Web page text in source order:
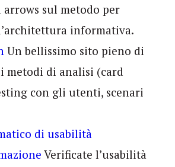
arrows sul metodo per
informativa.
Un bellissimo sito pieno di
metodi di analisi (card
con gli utenti, scenari
di usabilità
Verificate l’usabilità